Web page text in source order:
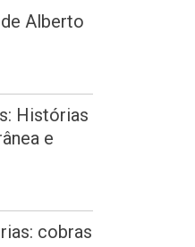
Alberto
Histórias
e
cobras